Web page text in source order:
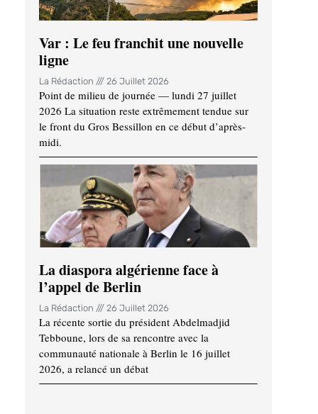
Var : Le feu franchit une nouvelle
ligne
La Rédaction 26 Juillet 2026
Point de milieu de journée — lundi 27 juillet
2026 La situation reste extrêmement tendue sur
le front du Gros Bessillon en ce début d’après-
midi.
La diaspora algérienne face à
l’appel de Berlin
La Rédaction 26 Juillet 2026
La récente sortie du président Abdelmadjid
Tebboune, lors de sa rencontre avec la
communauté nationale à Berlin le 16 juillet
2026, a relancé un débat